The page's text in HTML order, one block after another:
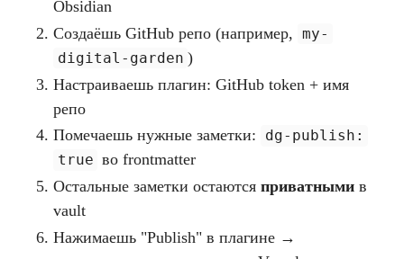
Obsidian
Создаёшь GitHub репо (например,
my-
digital-garden )
Настраиваешь плагин: GitHub token + имя
репо
Помечаешь нужные заметки:
dg-publish:
true во frontmatter
Остальные заметки остаются приватными в
vault
Нажимаешь "Publish" в плагине →